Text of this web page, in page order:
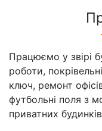
Працюємо у звірі
роботи,
ключ, ремонт
футбольні поля з
приватних